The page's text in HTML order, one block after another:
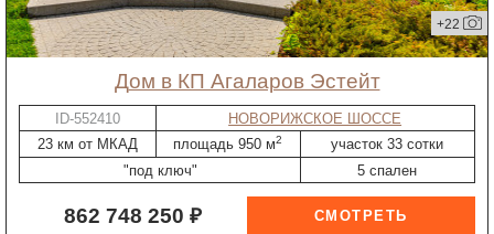
+22
дом в КП Агаларов Эстейт
ID-552410
НОВОРИЖСКОЕ ШОССЕ
23 км от МКАД
площадь 950 м2
участок 33 сотки
"под ключ"
5 спален
862 748 250 ₽